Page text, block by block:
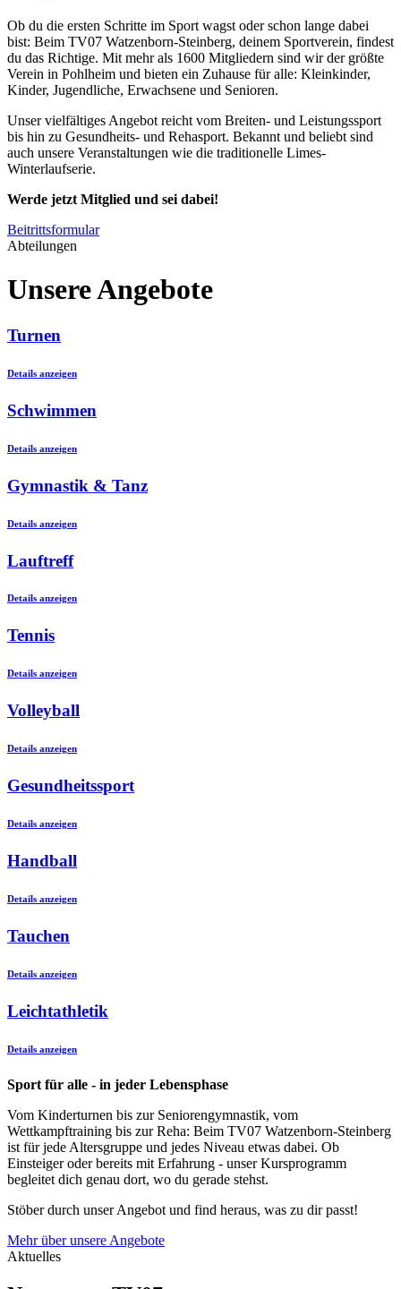
Ob du die ersten Schritte im Sport wagst oder schon lange dabei
bist: Beim TV07 Watzenborn-Steinberg, deinem Sportverein, findest
du das Richtige. Mit mehr als 1600 Mitgliedern sind wir der größte
Verein in Pohlheim und bieten ein Zuhause für alle: Kleinkinder,
Kinder, Jugendliche, Erwachsene und Senioren.
Unser vielfältiges Angebot reicht vom Breiten- und Leistungssport
bis hin zu Gesundheits- und Rehasport. Bekannt und beliebt sind
auch unsere Veranstaltungen wie die traditionelle Limes-
Winterlaufserie.
Werde jetzt Mitglied und sei dabei!
Beitrittsformular
Abteilungen
Unsere Angebote
Turnen
Details anzeigen
Schwimmen
Details anzeigen
Gymnastik & Tanz
Details anzeigen
Lauftreff
Details anzeigen
Tennis
Details anzeigen
Volleyball
Details anzeigen
Gesundheitssport
Details anzeigen
Handball
Details anzeigen
Tauchen
Details anzeigen
Leichtathletik
Details anzeigen
Sport für alle - in jeder Lebensphase
Vom Kinderturnen bis zur Seniorengymnastik, vom
Wettkampftraining bis zur Reha: Beim TV07 Watzenborn-Steinberg
ist für jede Altersgruppe und jedes Niveau etwas dabei. Ob
Einsteiger oder bereits mit Erfahrung - unser Kursprogramm
begleitet dich genau dort, wo du gerade stehst.
Stöber durch unser Angebot und find heraus, was zu dir passt!
Mehr über unsere Angebote
Aktuelles